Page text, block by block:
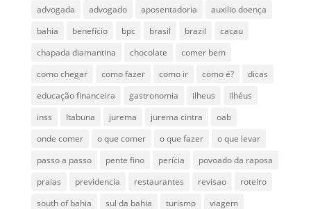
advogada advogado aposentadoria
auxilio doença
bahia
benefício bpc brasil brazil
cacau
chapada diamantina
chocolate
comer bem
como chegar
como fazer como ir como é?
dicas
educação financeira
gastronomia ilheus
ilhéus
inss
Itabuna jurema jurema cintra
oab
onde comer
o que comer o que fazer
o que levar
passo a passo
pente fino perícia
povoado da raposa
praias
previdencia restaurantes revisao
roteiro
south of bahia
sul da bahia turismo viagem